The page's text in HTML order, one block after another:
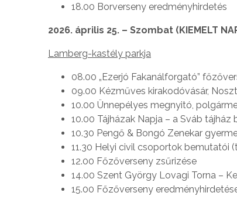
18.00 Borverseny eredményhirdetés
2026. április 25. – Szombat (KIEMELT
Lamberg-kastély parkja
08.00 „Ezerjó Fakanálforgató”
09.00 Kézműves kirakodóvásár,
10.00 Ünnepélyes megnyitó,
10.00 Tájházak Napja – a Sváb
10.30 Pengő & Bongó Zenekar
11.30 Helyi civil csoportok bemutatói
12.00 Főzőverseny zsűrizése
14.00 Szent György Lovagi Torna –
15.00 Főzőverseny